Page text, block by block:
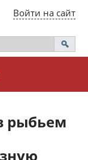
Войти на сайт
рыбьем